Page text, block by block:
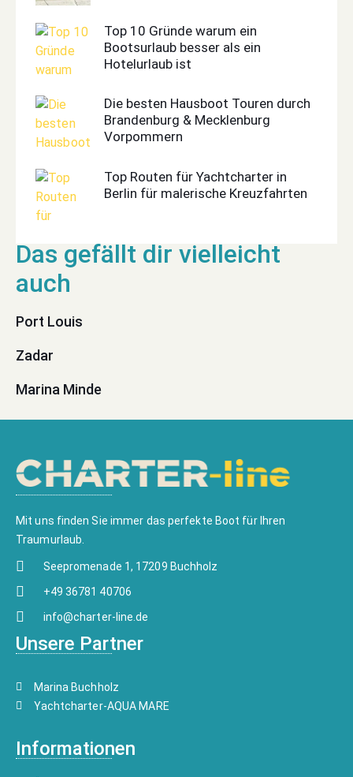
Top 10 Gründe warum ein
Bootsurlaub besser als ein
Hotelurlaub ist
Die besten Hausboot Touren durch
Brandenburg & Mecklenburg
Vorpommern
Top Routen für Yachtcharter in
Berlin für malerische Kreuzfahrten
Port Louis
Zadar
Marina Minde
Mit uns finden Sie immer das perfekte Boot für Ihren
Traumurlaub.
Seepromenade 1, 17209 Buchholz
+49 36781 40706
info@charter-line.de
Unsere Partner
Marina Buchholz
Yachtcharter-AQUA MARE
Informationen